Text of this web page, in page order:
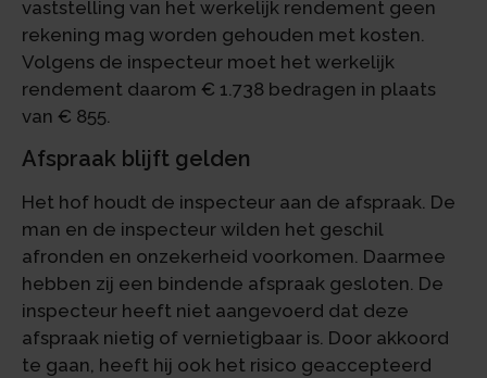
vaststelling van het werkelijk rendement geen
rekening mag worden gehouden met kosten.
Volgens de inspecteur moet het werkelijk
rendement daarom € 1.738 bedragen in plaats
van € 855.
Afspraak blijft gelden
Het hof houdt de inspecteur aan de afspraak. De
man en de inspecteur wilden het geschil
afronden en onzekerheid voorkomen. Daarmee
hebben zij een bindende afspraak gesloten. De
inspecteur heeft niet aangevoerd dat deze
afspraak nietig of vernietigbaar is. Door akkoord
te gaan, heeft hij ook het risico geaccepteerd